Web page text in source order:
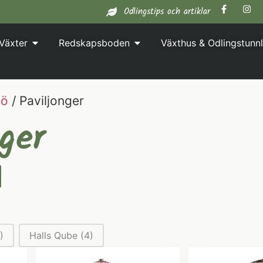
Odlingstips och artiklar
Redskapsboden Växthus &
/ Paviljonger
Halls Qube (4)